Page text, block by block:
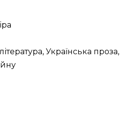
Українська проза,